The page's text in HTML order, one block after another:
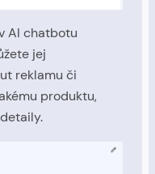
AI chatbotu
jej
reklamu či
produktu,